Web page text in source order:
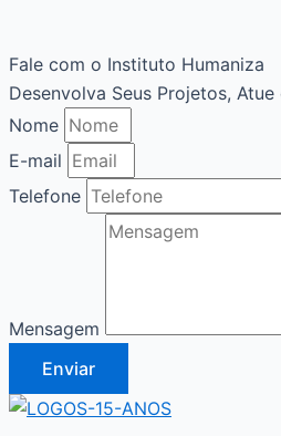
Fale com o Instituto Humaniza
Desenvolva Seus Projetos,
Nome
E-mail
Telefone
Mensagem
Enviar